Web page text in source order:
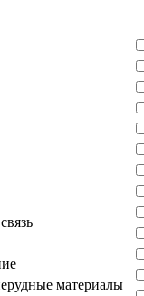
материалы